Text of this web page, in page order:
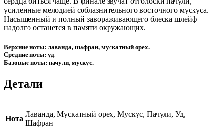
усиленные мелодией соблазнительного восточного мускуса.
Насыщенный и полный завораживающего блеска шлейф
надолго останется в памяти окружающих.
Верхние ноты: лаванда, шафран, мускатный орех.
Средние ноты: уд.
Базовые ноты: пачули, мускус.
Детали
Нота
Лаванда, Мускатный орех, Мускус, Пачули, Уд,
Шафран